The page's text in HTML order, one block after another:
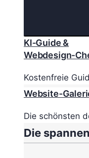
KI-Guide &
Webdesign-
Kostenfreie
Website-
Die schönsten
Die